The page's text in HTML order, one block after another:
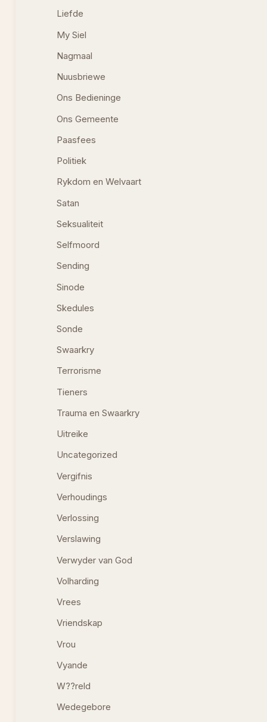
Liefde
My Siel
Nagmaal
Nuusbriewe
Ons Bedieninge
Ons Gemeente
Paasfees
Politiek
Rykdom en Welvaart
Satan
Seksualiteit
Selfmoord
Sending
Sinode
Skedules
Sonde
Swaarkry
Terrorisme
Tieners
Trauma en Swaarkry
Uitreike
Uncategorized
Vergifnis
Verhoudings
Verlossing
Verslawing
Verwyder van God
Volharding
Vrees
Vriendskap
Vrou
Vyande
W??reld
Wedegebore